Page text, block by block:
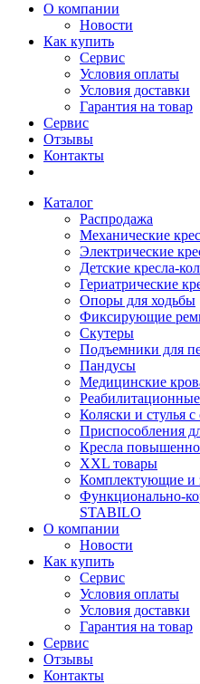
О компании
Новости
Как купить
Сервис
Условия оплаты
Условия доставки
Гарантия на товар
Сервис
Отзывы
Контакты
Каталог
Распродажа
Механические
Электрические
Детские кресла-
Гериатрические
Опоры для ходьбы
Фиксирующие
Скутеры
Подъемники для
Пандусы
Медицинские
Коляски и стулья
Приспособления
Кресла
XXL товары
Комплектующие и
Функционально-
STABILO
О компании
Новости
Как купить
Сервис
Условия оплаты
Условия доставки
Гарантия на товар
Сервис
Отзывы
Контакты